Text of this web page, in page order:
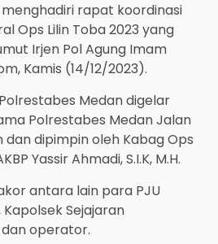
rapat koordinasi
Ops Lilin Toba 2023 yang
Irjen Pol Agung Imam
Kamis (14/12/2023).
Medan digelar
Polrestabes Medan Jalan
dan dipimpin oleh Kabag Ops
Yassir Ahmadi, S.I.K, M.H.
antara lain para PJU
Sejajaran
operator.